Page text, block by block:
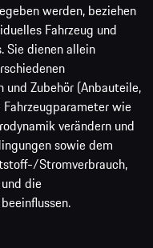
werden, beziehen
Fahrzeug und
Sie dienen allein
und Zubehör (Anbauteile,
wie
verändern und
sowie dem
Stromverbrauch,
die